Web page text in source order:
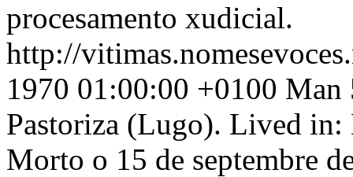
procesamento xudicial.
http://
1970 01:00:00 +0100 Man
Pastoriza (Lugo). Lived
Morto o 15 de septembre